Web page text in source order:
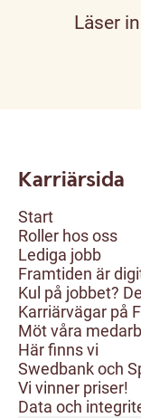
Läser
Karriärsida
Start
Roller hos oss
Lediga jobb
Framtiden är
Kul på jobbet?
Karriärvägar på
Möt våra
Här finns vi
Swedbank och
Vi vinner priser!
Data och